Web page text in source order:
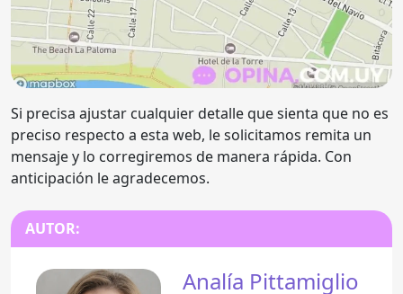
Si precisa ajustar cualquier detalle que sienta que no es
preciso respecto a esta web, le solicitamos remita un
mensaje y lo corregiremos de manera rápida. Con
anticipación le agradecemos.
AUTOR:
Analía Pittamiglio